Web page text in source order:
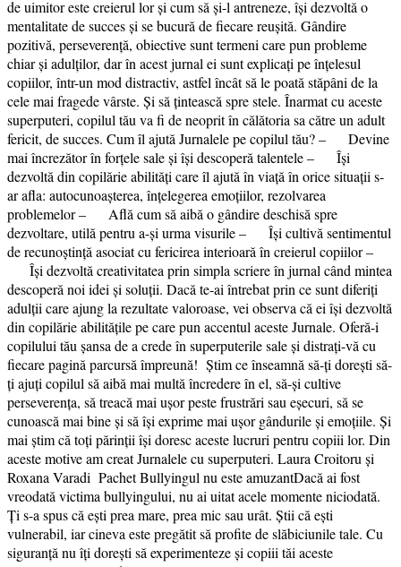
de uimitor este creierul lor și cum să și-l antreneze, își dezvoltă o
mentalitate de succes și se bucură de fiecare reușită. Gândire
pozitivă, perseverență, obiective sunt termeni care pun probleme
chiar și adulților, dar în acest jurnal ei sunt explicați pe înțelesul
copiilor, într-un mod distractiv, astfel încât să le poată stăpâni de la
cele mai fragede vârste. Și să țintească spre stele. Înarmat cu aceste
superputeri, copilul tău va fi de neoprit în călătoria sa către un adult
fericit, de succes. Cum îl ajută Jurnalele pe copilul tău? – Devine
mai încrezător în forțele sale și își descoperă talentele – Își
dezvoltă din copilărie abilități care îl ajută în viață în orice situații s-
ar afla: autocunoașterea, înțelegerea emoțiilor, rezolvarea
problemelor – Află cum să aibă o gândire deschisă spre
dezvoltare, utilă pentru a-și urma visurile – Își cultivă sentimentul
de recunoştinţă asociat cu fericirea interioară în creierul copiilor –
Își dezvoltă creativitatea prin simpla scriere în jurnal când mintea
descoperă noi idei și soluții. Dacă te-ai întrebat prin ce sunt diferiți
adulții care ajung la rezultate valoroase, vei observa că ei își dezvoltă
din copilărie abilitățile pe care pun accentul aceste Jurnale. Oferă-i
copilului tău șansa de a crede în superputerile sale și distrați-vă cu
fiecare pagină parcursă împreună! Știm ce înseamnă să-ți dorești să-
ți ajuți copilul să aibă mai multă încredere în el, să-și cultive
perseverența, să treacă mai ușor peste frustrări sau eșecuri, să se
cunoască mai bine și să își exprime mai ușor gândurile și emoțiile. Și
mai știm că toți părinții își doresc aceste lucruri pentru copiii lor. Din
aceste motive am creat Jurnalele cu superputeri. Laura Croitoru și
Roxana Varadi Pachet Bullyingul nu este amuzantDacă ai fost
vreodată victima bullyingului, nu ai uitat acele momente niciodată.
Ți s-a spus că ești prea mare, prea mic sau urât. Știi că ești
vulnerabil, iar cineva este pregătit să profite de slăbiciunile tale. Cu
siguranță nu îți dorești să experimenteze și copiii tăi aceste